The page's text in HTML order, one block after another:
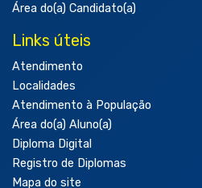
Área do(a) Candidato(a)
Links úteis
Atendimento
Localidades
Atendimento à População
Área do(a) Aluno(a)
Diploma Digital
Registro de Diplomas
Mapa do site